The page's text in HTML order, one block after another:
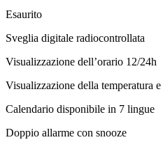
Esaurito
Sveglia digitale radiocontrollata
Visualizzazione dell’orario 12/24h
Visualizzazione della temperatura
Calendario disponibile in 7 lingue
Doppio allarme con snooze